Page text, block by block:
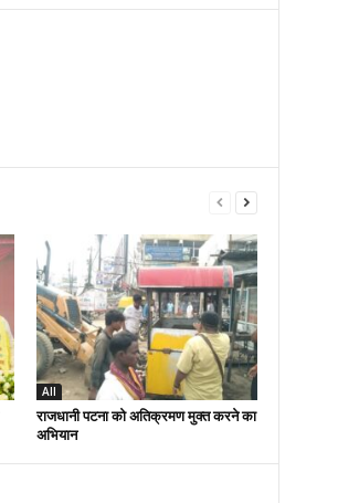
All
राजधानी पटना को अतिक्रमण मुक्त करने का
अभियान